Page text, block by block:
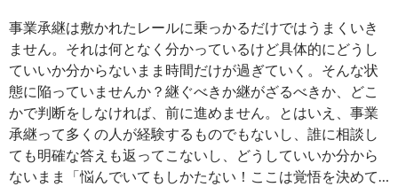
事業承継は敷かれたレールに乗っかるだけではうまくいき
ません。それは何となく分かっているけど具体的にどうし
ていいか分からないまま時間だけが過ぎていく。そんな状
態に陥っていませんか？継ぐべきか継がざるべきか、どこ
かで判断をしなければ、前に進めません。とはいえ、事業
承継って多くの人が経験するものでもないし、誰に相談し
ても明確な答えも返ってこないし、どうしていいか分から
ないまま「悩んでいてもしかたない！ここは覚悟を決めて…